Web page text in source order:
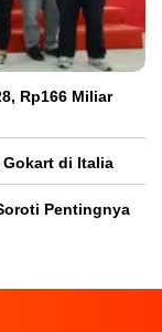
Rp166 Miliar
Gokart di Italia
Pentingnya